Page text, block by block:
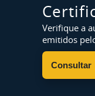
Verifique a
emitidos
Consultar